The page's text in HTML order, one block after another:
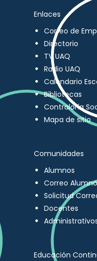
Enlaces
Correo de
Directorio
TV UAQ
Radio UAQ
Calendario
Bibliotecas
Contraloría
Mapa de sitio
Comunidades
Alumnos
Correo
Solicitud
Docentes
Educación